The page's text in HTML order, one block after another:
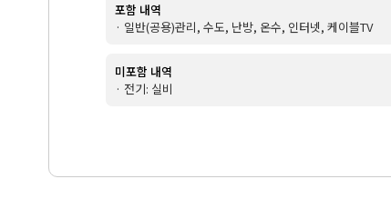
포함 내역
· 일반(공용)관리, 수도, 난방, 온수, 인터넷, 케이블TV
미포함 내역
· 전기: 실비